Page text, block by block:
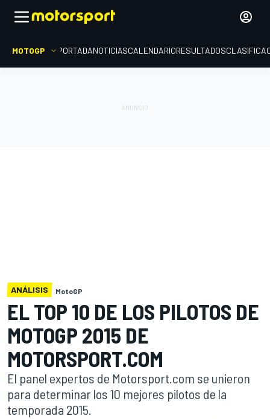
MOTOGP PORTADANOTICIASCALENDARIORESULTADOS
ANÁLISIS MotoGP
EL TOP 10 DE LOS PILOTOS DE
MOTOGP 2015 DE
MOTORSPORT.COM
El panel expertos de Motorsport.com se unieron
para determinar los 10 mejores pilotos de la
temporada 2015.